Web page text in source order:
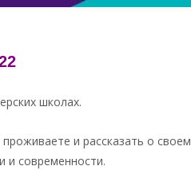
школах.
и рассказать о своем
и современности.